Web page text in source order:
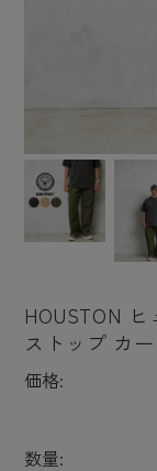
HOUSTON
ストップ カー
価格:
数量: